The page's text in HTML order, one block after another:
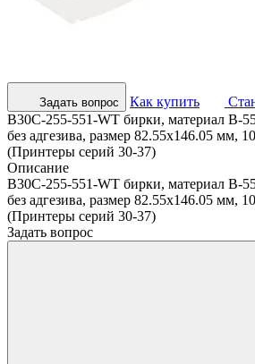
Задать вопрос Как купить
B30C-255-551-WT бирки, материал В-
без адгезива, размер 82.55х146.05 мм,
(Принтеры серий 30-37)
Описание
B30C-255-551-WT бирки, материал В-
без адгезива, размер 82.55х146.05 мм,
(Принтеры серий 30-37)
Задать вопрос